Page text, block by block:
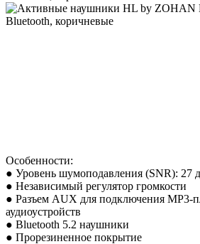
Особенности:
● Уровень шумоподавления (SNR): 27
● Независимый регулятор громкости
● Разъем AUX для подключения MP3-
аудиоустройств
● Bluetooth 5.2 наушники
● Прорезиненное покрытие